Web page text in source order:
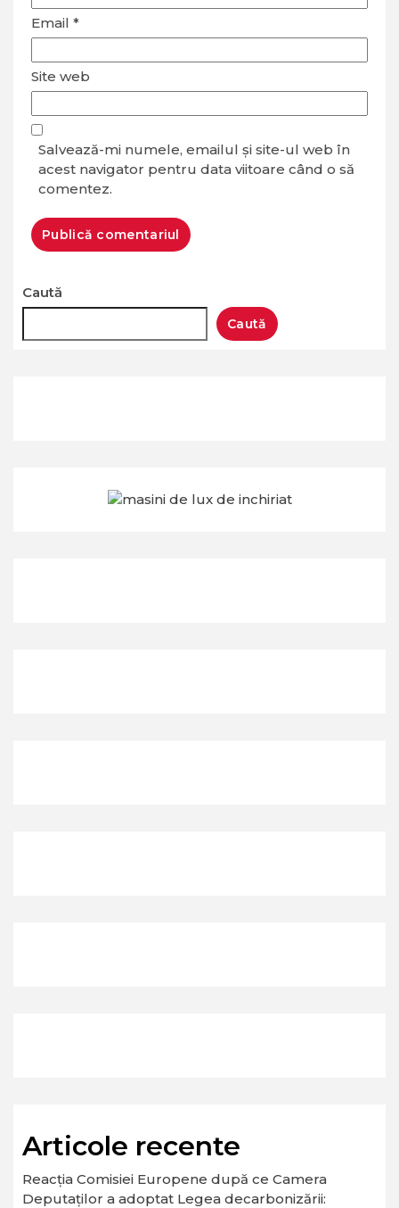
Email *
Site web
Salvează-mi numele, emailul și site-ul web în
acest navigator pentru data viitoare când o să
comentez.
Caută
Caută
Articole recente
Reacția Comisiei Europene după ce Camera
Deputaților a adoptat Legea decarbonizării: